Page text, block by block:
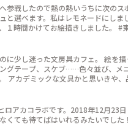
参戦したので熱の熱いうちに次の
と選べます。私はレモネードにし
材を
に少し迷った文房具カフェ。 絵を
グテープ、スケブ……色々並び、メ
アカデミックな文具かと思いきや
ているのでずっと居られるカフェ
ちょっと混み合います。 アニメや
ェ #アニメコラボ
ロアカコラボです。2018年12月23